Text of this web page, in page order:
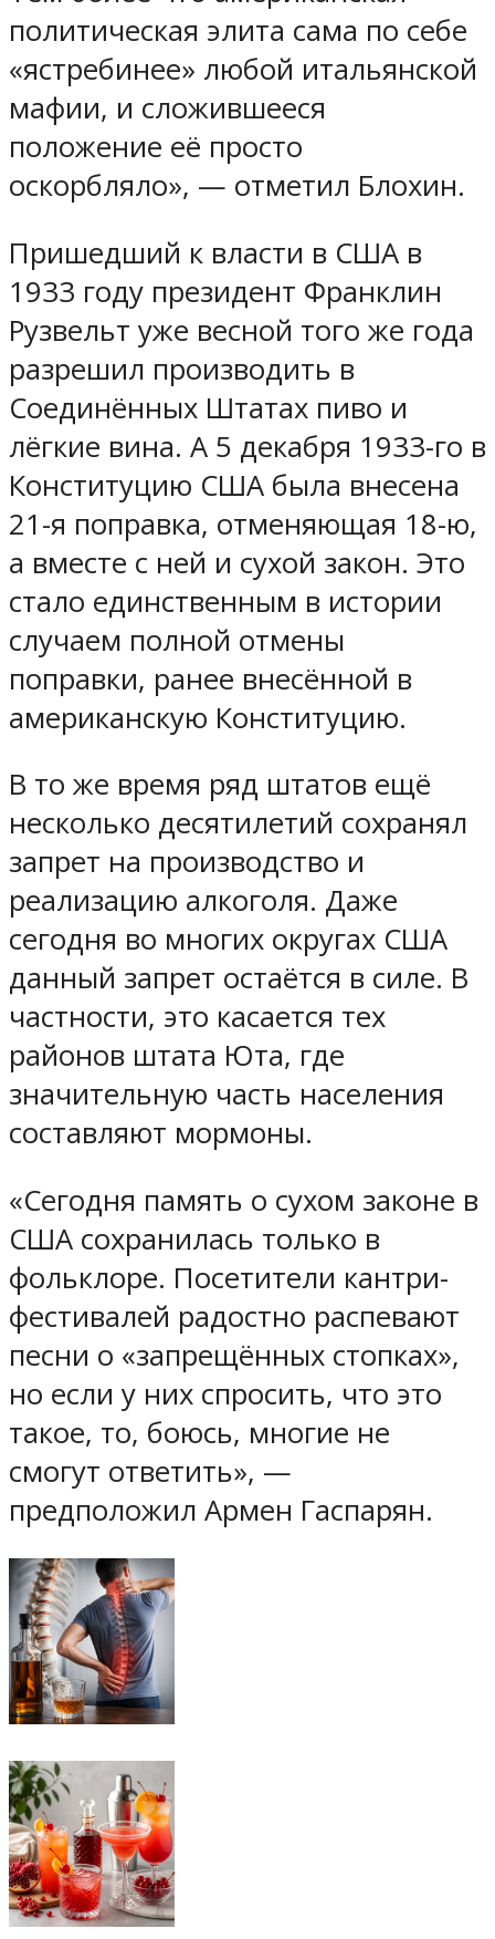
политическая элита сама по себе
«ястребинее» любой итальянской
мафии, и сложившееся
положение её просто
оскорбляло», — отметил Блохин.
Пришедший к власти в США в
1933 году президент Франклин
Рузвельт уже весной того же года
разрешил производить в
Соединённых Штатах пиво и
лёгкие вина. А 5 декабря 1933-го в
Конституцию США была внесена
21-я поправка, отменяющая 18-ю,
а вместе с ней и сухой закон. Это
стало единственным в истории
случаем полной отмены
поправки, ранее внесённой в
американскую Конституцию.
В то же время ряд штатов ещё
несколько десятилетий сохранял
запрет на производство и
реализацию алкоголя. Даже
сегодня во многих округах США
данный запрет остаётся в силе. В
частности, это касается тех
районов штата Юта, где
значительную часть населения
составляют мормоны.
«Сегодня память о сухом законе в
США сохранилась только в
фольклоре. Посетители кантри-
фестивалей радостно распевают
песни о «запрещённых стопках»,
но если у них спросить, что это
такое, то, боюсь, многие не
смогут ответить», —
предположил Армен Гаспарян.